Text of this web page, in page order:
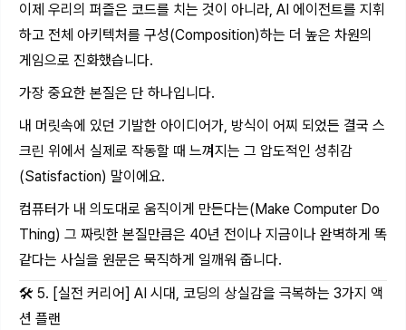
이제 우리의 퍼즐은 코드를 치는 것이 아니라, AI 에이전트를 지휘
하고 전체 아키텍처를 구성(Composition)하는 더 높은 차원의
게임으로 진화했습니다.
가장 중요한 본질은 단 하나입니다.
내 머릿속에 있던 기발한 아이디어가, 방식이 어찌 되었든 결국 스
크린 위에서 실제로 작동할 때 느껴지는 그 압도적인 성취감
(Satisfaction) 말이에요.
컴퓨터가 내 의도대로 움직이게 만든다는(Make Computer Do
Thing) 그 짜릿한 본질만큼은 40년 전이나 지금이나 완벽하게 똑
같다는 사실을 원문은 묵직하게 일깨워 줍니다.
🛠️ 5. [실전 커리어] AI 시대, 코딩의 상실감을 극복하는 3가지 액
션 플랜